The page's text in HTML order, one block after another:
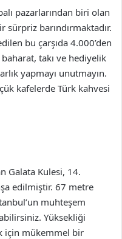
pazarlarından biri olan
sürpriz barındırmaktadır.
bu çarşıda 4.000’den
takı ve hediyelik
yapmayı unutmayın.
kafelerde Türk kahvesi
Galata Kulesi, 14.
edilmiştir. 67 metre
muhteşem
Yüksekliği
için mükemmel bir